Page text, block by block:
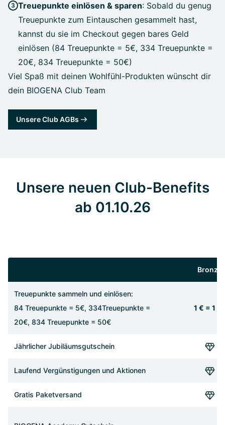
Treuepunkte einlösen & sparen: Sobald du genug
Treuepunkte zum Eintauschen gesammelt hast,
kannst du sie im Checkout gegen bares Geld
einlösen (84 Treuepunkte = 5€, 334 Treuepunkte =
20€, 834 Treuepunkte = 50€)
Viel Spaß mit deinen Wohlfühl-Produkten wünscht dir
dein BIOGENA Club Team
Unsere Club AGBs
Unsere neuen Club-Benefits
ab 01.10.26
Bronze
Treuepunkte sammeln und einlösen:
84 Treuepunkte = 5€, 334Treuepunkte =
20€, 834 Treuepunkte = 50€
1 € = 1
Jährlicher Jubiläumsgutschein
Laufend Vergünstigungen und Aktionen
Gratis Paketversand